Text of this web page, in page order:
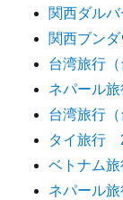
関西ダル
関西ブン
台湾旅行
ネパール
台湾旅行
タイ旅行
ベトナム
ネパール